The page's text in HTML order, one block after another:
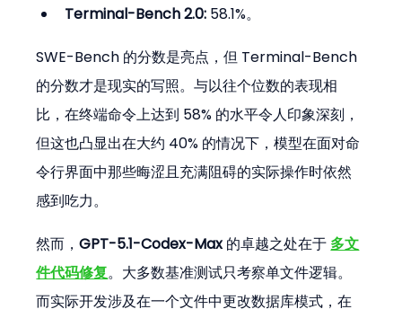
Terminal-Bench 2.0: 58.1%。
SWE-Bench 的分数是亮点，但 Terminal-Bench
的分数才是现实的写照。与以往个位数的表现相
比，在终端命令上达到 58% 的水平令人印象深刻，
但这也凸显出在大约 40% 的情况下，模型在面对命
令行界面中那些晦涩且充满阻碍的实际操作时依然
感到吃力。
然而，GPT-5.1-Codex-Max 的卓越之处在于 多文
件代码修复。大多数基准测试只考察单文件逻辑。
而实际开发涉及在一个文件中更改数据库模式，在